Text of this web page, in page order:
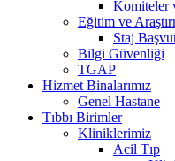
Komiteler
Eğitim ve
Staj
Bilgi Güvenliği
TGAP
Hizmet Binalarımız
Genel Hastane
Tıbbı Birimler
Kliniklerimiz
Acil Tıp